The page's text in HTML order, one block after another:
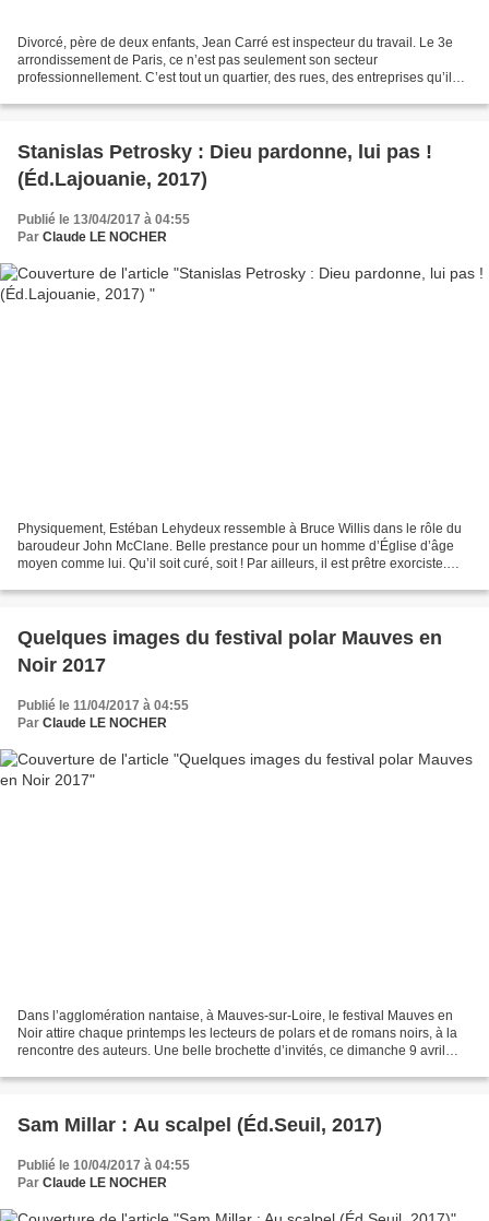
Divorcé, père de deux enfants, Jean Carré est inspecteur du travail. Le 3e
arrondissement de Paris, ce n’est pas seulement son secteur
professionnellement. C’est tout un quartier, des rues, des entreprises qu’il
Stanislas Petrosky : Dieu pardonne, lui pas !
(Éd.Lajouanie, 2017)
Publié le 13/04/2017 à 04:55
Par Claude LE NOCHER
Physiquement, Estéban Lehydeux ressemble à Bruce Willis dans le rôle du
baroudeur John McClane. Belle prestance pour un homme d’Église d’âge
moyen comme lui. Qu’il soit curé, soit ! Par ailleurs, il est prêtre exorciste.
Quelques images du festival polar Mauves en
Noir 2017
Publié le 11/04/2017 à 04:55
Par Claude LE NOCHER
Dans l’agglomération nantaise, à Mauves-sur-Loire, le festival Mauves en
Noir attire chaque printemps les lecteurs de polars et de romans noirs, à la
rencontre des auteurs. Une belle brochette d’invités, ce dimanche 9 avril
Sam Millar : Au scalpel (Éd.Seuil, 2017)
Publié le 10/04/2017 à 04:55
Par Claude LE NOCHER